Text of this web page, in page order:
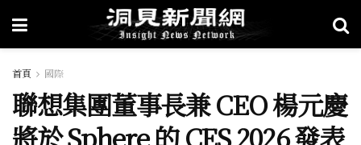
首頁 國際
聯想集團董事長兼 CEO 楊元慶
將於 Sphere 的 CES 2026 發表